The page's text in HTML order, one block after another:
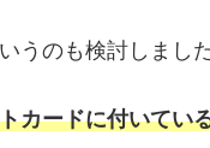
うのも検討しまし
カードに付いてい